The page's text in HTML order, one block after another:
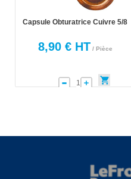
Capsule Obturatrice Cuivre 5/8
8,90 € HT / Pièce